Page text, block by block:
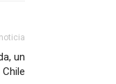
un